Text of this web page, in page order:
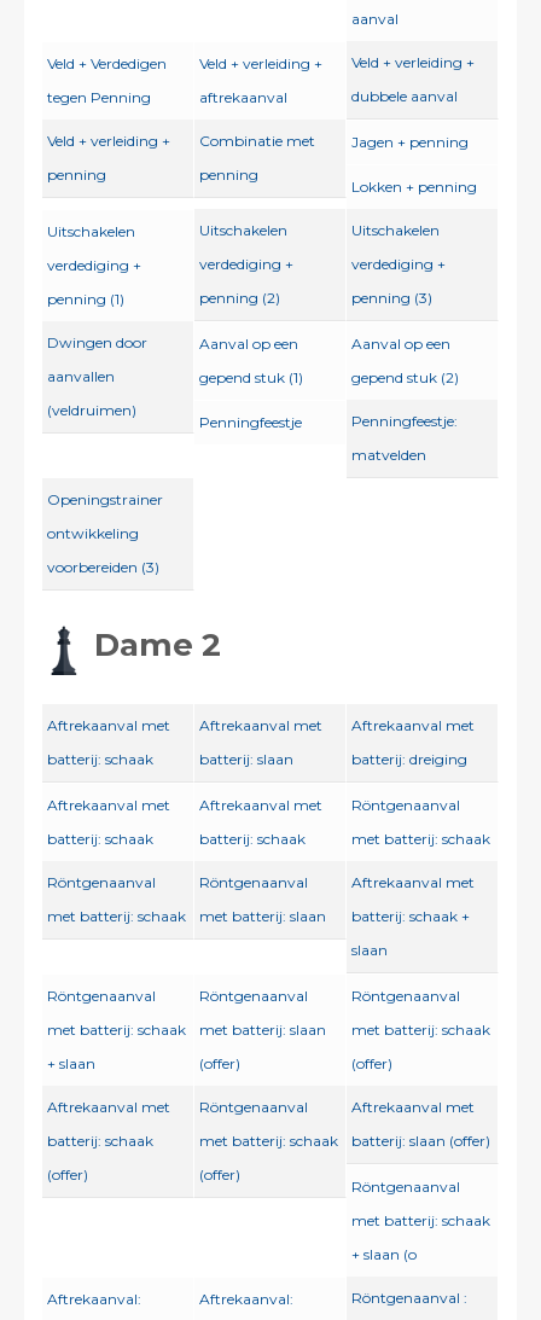
aanval
Veld + Verdedigen
tegen Penning
Veld + verleiding +
aftrekaanval
Veld + verleiding +
dubbele aanval
Veld + verleiding +
penning
Combinatie met
penning
Jagen + penning
Lokken + penning
Uitschakelen
verdediging +
penning (1)
Uitschakelen
verdediging +
penning (2)
Uitschakelen
verdediging +
penning (3)
Dwingen door
aanvallen
(veldruimen)
Aanval op een
gepend stuk (1)
Aanval op een
gepend stuk (2)
Penningfeestje
Penningfeestje:
matvelden
Openingstrainer
ontwikkeling
voorbereiden (3)
Dame 2
Aftrekaanval met
batterij: schaak
Aftrekaanval met
batterij: slaan
Aftrekaanval met
batterij: dreiging
Aftrekaanval met
batterij: schaak
Aftrekaanval met
batterij: schaak
Röntgenaanval
met batterij: schaak
Röntgenaanval
met batterij: schaak
Röntgenaanval
met batterij: slaan
Aftrekaanval met
batterij: schaak +
slaan
Röntgenaanval
met batterij: schaak
+ slaan
Röntgenaanval
met batterij: slaan
(offer)
Röntgenaanval
met batterij: schaak
(offer)
Aftrekaanval met
batterij: schaak
(offer)
Röntgenaanval
met batterij: schaak
(offer)
Aftrekaanval met
batterij: slaan (offer)
Röntgenaanval
met batterij: schaak
+ slaan (o
Aftrekaanval:
Aftrekaanval:
Röntgenaanval :